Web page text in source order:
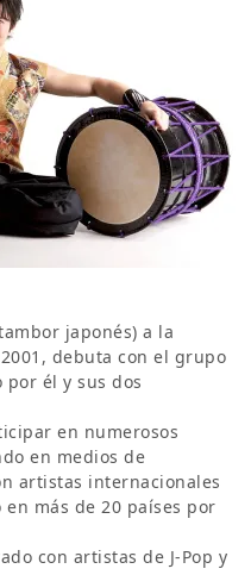
japonés) a la
debuta con el grupo
por él y sus dos
en numerosos
en medios de
artistas internacionales
más de 20 países por
con artistas de J-Pop y